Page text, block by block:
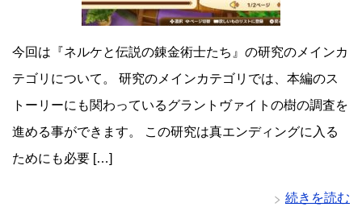
今回は『ネルケと伝説の錬金術士たち』の研究のメインカ
テゴリについて。 研究のメインカテゴリでは、本編のス
トーリーにも関わっているグラントヴァイトの樹の調査を
進める事ができます。 この研究は真エンディングに入る
ためにも必要 […]
続きを読む